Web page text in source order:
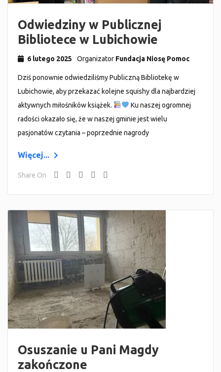
Odwiedziny w Publicznej
Bibliotece w Lubichowie
6 lutego 2025 Organizator Fundacja Niosę Pomoc
Dziś ponownie odwiedziliśmy Publiczną Bibliotekę w
Lubichowie, aby przekazać kolejne squishy dla najbardziej
aktywnych miłośników książek.
Ku naszej ogromnej
radości okazało się, że w naszej gminie jest wielu
pasjonatów czytania – poprzednie nagrody
Więcej...
Share On
Osuszanie u Pani Magdy
zakończone